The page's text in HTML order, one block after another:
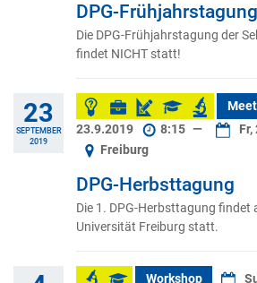
DPG-
Die DPG-Frühjahrstagung der
findet NICHT statt!
23
SEPTEMBER
2019
23.9.2019
8:15 —
Freiburg
DPG-Herbsttagung
Die 1. DPG-Herbsttagung findet
Universität Freiburg statt.
Workshop